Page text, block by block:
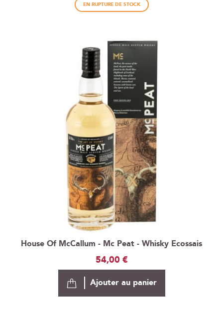
EN RUPTURE DE STOCK
House Of McCallum - Mc Peat - Whisky Ecossais
54,00 €
Ajouter au panier